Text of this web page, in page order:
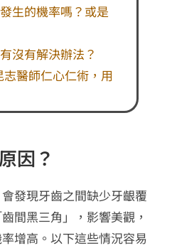
生的機率嗎？或是
沒有解決辦法？
醫師仁心仁術，用
因？
發現牙齒之間缺少牙齦覆
間黑三角」，影響美觀，
增高。以下這些情況容易